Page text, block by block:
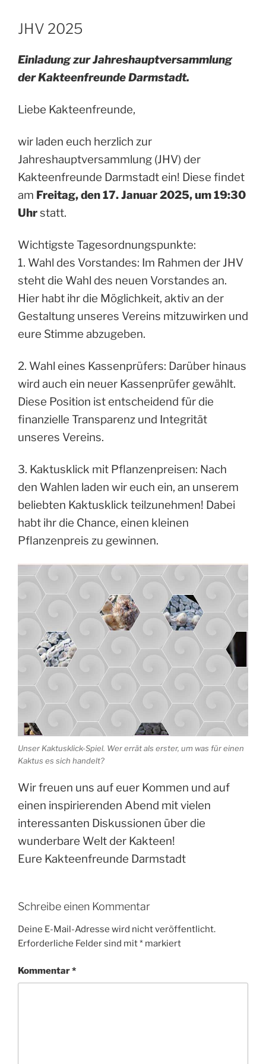
JHV 2025
Einladung zur Jahreshauptversammlung
der Kakteenfreunde Darmstadt.
Liebe Kakteenfreunde,
wir laden euch herzlich zur
Jahreshauptversammlung (JHV) der
Kakteenfreunde Darmstadt ein! Diese findet
am Freitag, den 17. Januar 2025, um 19:30
Uhrstatt.
Wichtigste Tagesordnungspunkte:
1. Wahl des Vorstandes: Im Rahmen der JHV
steht die Wahl des neuen Vorstandes an.
Hier habt ihr die Möglichkeit, aktiv an der
Gestaltung unseres Vereins mitzuwirken und
eure Stimme abzugeben.
2. Wahl eines Kassenprüfers: Darüber hinaus
wird auch ein neuer Kassenprüfer gewählt.
Diese Position ist entscheidend für die
finanzielle Transparenz und Integrität
unseres Vereins.
3. Kaktusklick mit Pflanzenpreisen: Nach
den Wahlen laden wir euch ein, an unserem
beliebten Kaktusklick teilzunehmen! Dabei
habt ihr die Chance, einen kleinen
Pflanzenpreis zu gewinnen.
Unser Kaktusklick-Spiel. Wer errät als erster, um was für einen
Kaktus es sich handelt?
Wir freuen uns auf euer Kommen und auf
einen inspirierenden Abend mit vielen
interessanten Diskussionen über die
wunderbare Welt der Kakteen!
Eure Kakteenfreunde Darmstadt
Schreibe einen Kommentar
Deine E-Mail-Adresse wird nicht veröffentlicht.
Erforderliche Felder sind mit* markiert
Kommentar*